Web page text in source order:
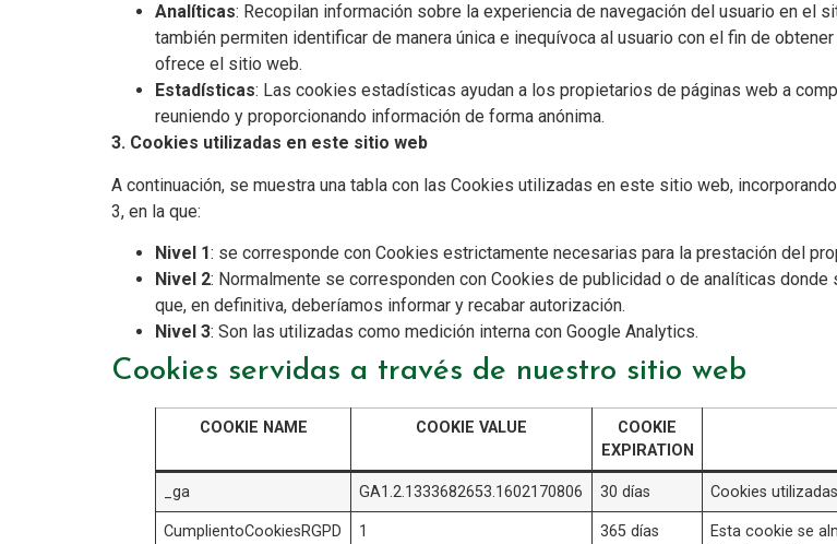
Analíticas: Recopilan información sobre la experiencia de navegación del usuario en el
también permiten identificar de manera única e inequívoca al usuario con el fin de
ofrece el sitio web.
Estadísticas: Las cookies estadísticas ayudan a los propietarios de páginas web a
reuniendo y proporcionando información de forma anónima.
3. Cookies utilizadas en este sitio web
A continuación, se muestra una tabla con las Cookies utilizadas en este sitio web,
3, en la que:
Nivel 1: se corresponde con Cookies estrictamente necesarias para la prestación del
Nivel 2: Normalmente se corresponden con Cookies de publicidad o de analíticas
que, en definitiva, deberíamos informar y recabar autorización.
Nivel 3: Son las utilizadas como medición interna con Google Analytics.
Cookies servidas a través de nuestro sitio web
COOKIE NAME COOKIE VALUE
COOKIE
EXPIRATION
_ga GA1.2.1333682653.1602170806 30 días Cookies
CumplientoCookiesRGPD 1 365 días
Esta cookie se